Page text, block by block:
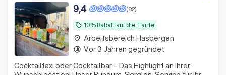
local_offer 10% Rabatt auf die Tarife
(82)
9,4
Cocktailtaxi oder Cocktailbar – Das Highlight an Ihrer
place Arbeitsbereich Hasbergen
timelapse Vor 3 Jahren gegründet